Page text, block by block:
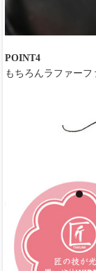
POINT4
もちろんラファーフ